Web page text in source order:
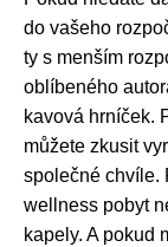
do vašeho
ty s menším
oblíbeného
kavová hrníček.
můžete zkusit
společné chvíle.
wellness pobyt
kapely. A pokud